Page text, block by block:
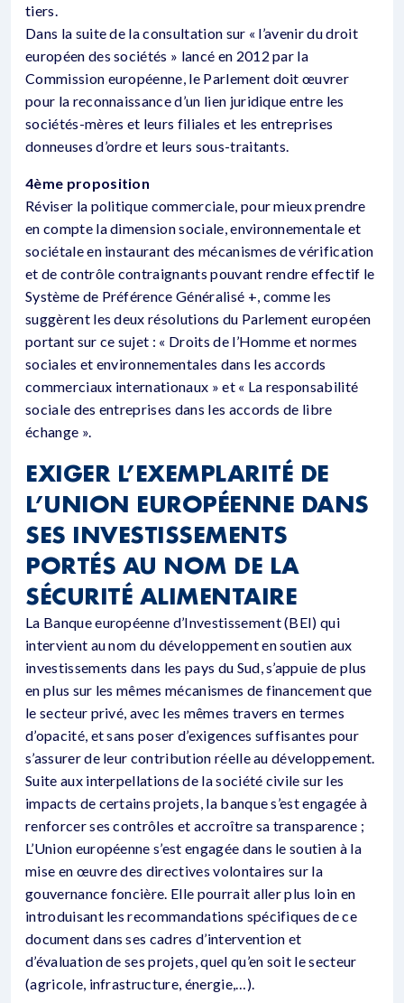
tiers.
Dans la suite de la consultation sur « l’avenir du droit
européen des sociétés » lancé en 2012 par la
Commission européenne, le Parlement doit œuvrer
pour la reconnaissance d’un lien juridique entre les
sociétés-mères et leurs filiales et les entreprises
donneuses d’ordre et leurs sous-traitants.
4ème proposition
Réviser la politique commerciale, pour mieux prendre
en compte la dimension sociale, environnementale et
sociétale en instaurant des mécanismes de vérification
et de contrôle contraignants pouvant rendre effectif le
Système de Préférence Généralisé +, comme les
suggèrent les deux résolutions du Parlement européen
portant sur ce sujet : « Droits de l’Homme et normes
sociales et environnementales dans les accords
commerciaux internationaux » et « La responsabilité
sociale des entreprises dans les accords de libre
échange ».
EXIGER L’EXEMPLARITÉ DE
L’UNION EUROPÉENNE DANS
SES INVESTISSEMENTS
PORTÉS AU NOM DE LA
SÉCURITÉ ALIMENTAIRE
La Banque européenne d’Investissement (BEI) qui
intervient au nom du développement en soutien aux
investissements dans les pays du Sud, s’appuie de plus
en plus sur les mêmes mécanismes de financement que
le secteur privé, avec les mêmes travers en termes
d’opacité, et sans poser d’exigences suffisantes pour
s’assurer de leur contribution réelle au développement.
Suite aux interpellations de la société civile sur les
impacts de certains projets, la banque s’est engagée à
renforcer ses contrôles et accroître sa transparence ;
L’Union européenne s’est engagée dans le soutien à la
mise en œuvre des directives volontaires sur la
gouvernance foncière. Elle pourrait aller plus loin en
introduisant les recommandations spécifiques de ce
document dans ses cadres d’intervention et
d’évaluation de ses projets, quel qu’en soit le secteur
(agricole, infrastructure, énergie,…).